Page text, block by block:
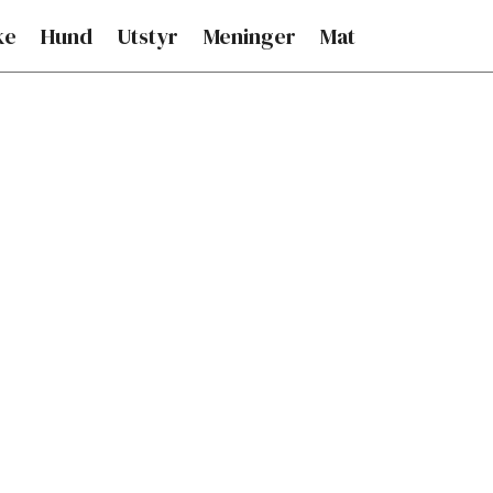
Hund Utstyr Meninger Mat